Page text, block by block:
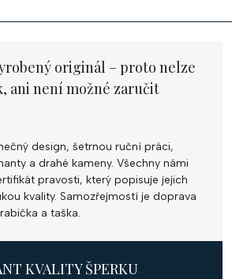
originál – proto nelze
ani není možné zaručit
design, šetrnou ruční práci,
a drahé kameny. Všechny námi
pravosti, který popisuje jejich
kvality. Samozřejmostí je doprava
a taška.
KVALITY ŠPERKU